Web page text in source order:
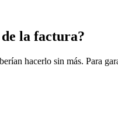
la factura?
hacerlo sin más. Para